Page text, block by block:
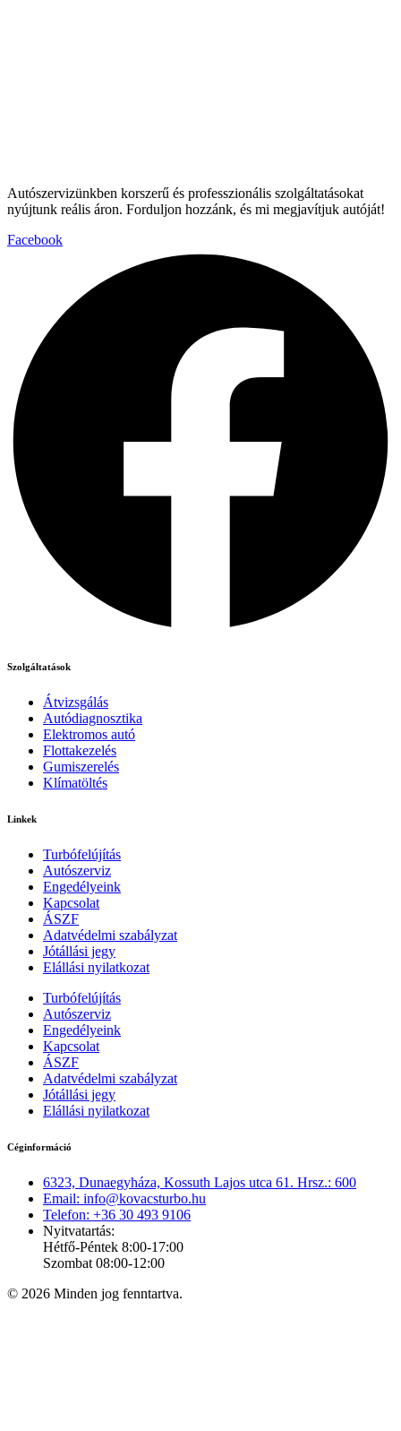
Autószervizünkben korszerű és professzionális szolgáltatásokat
nyújtunk reális áron. Forduljon hozzánk, és mi megjavítjuk autóját!
Facebook
Szolgáltatások
Átvizsgálás
Autódiagnosztika
Elektromos autó
Flottakezelés
Gumiszerelés
Klímatöltés
Linkek
Turbófelújítás
Autószerviz
Engedélyeink
Kapcsolat
ÁSZF
Adatvédelmi szabályzat
Jótállási jegy
Elállási nyilatkozat
Turbófelújítás
Autószerviz
Engedélyeink
Kapcsolat
ÁSZF
Adatvédelmi szabályzat
Jótállási jegy
Elállási nyilatkozat
Céginformáció
6323, Dunaegyháza, Kossuth Lajos utca 61. Hrsz.: 600
Email: info@kovacsturbo.hu
Telefon: +36 30 493 9106
Nyitvatartás:
Hétfő-Péntek 8:00-17:00
Szombat 08:00-12:00
© 2026 Minden jog fenntartva.